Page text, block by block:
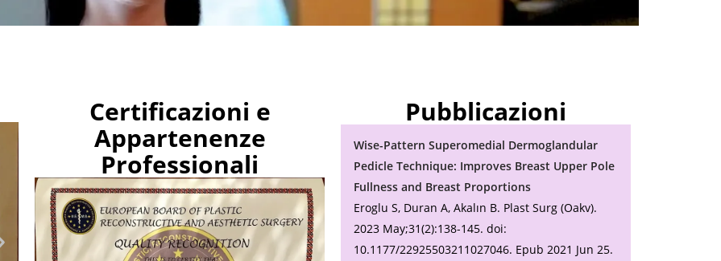
Certificazioni e
Appartenenze
Professionali
Pubblicazioni
Wise-Pattern Superomedial Dermoglandular
Pedicle Technique: Improves Breast Upper Pole
Fullness and Breast Proportions
Eroglu S, Duran A, Akalın B. Plast Surg (Oakv).
2023 May;31(2):138-145. doi:
10.1177/22925503211027046. Epub 2021 Jun 25.